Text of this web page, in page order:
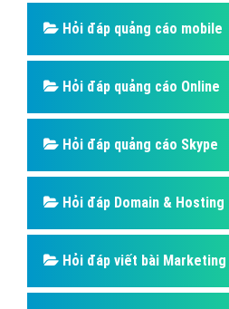
Hỏi đáp quảng cáo mobile
Hỏi đáp quảng cáo Online
Hỏi đáp quảng cáo Skype
Hỏi đáp Domain & Hosting
Hỏi đáp viết bài Marketing